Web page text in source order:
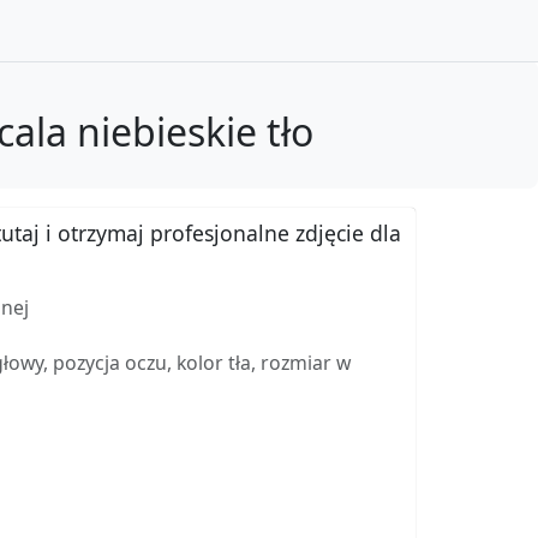
niebieskie tło
i otrzymaj profesjonalne zdjęcie dla
pozycja oczu, kolor tła, rozmiar w